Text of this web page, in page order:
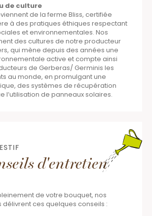
de culture
de la ferme Bliss, certifiée
à des pratiques éthiques respectant
et environnementales. Nos
des cultures de notre producteur
qui mène depuis des années une
active et compte ainsi
de Gerberas/ Germinis les
au monde, en promulgant une
des systèmes de récupération
l’utilisation de panneaux solaires.
d'entretien
de votre bouquet, nos
délivrent ces quelques conseils :